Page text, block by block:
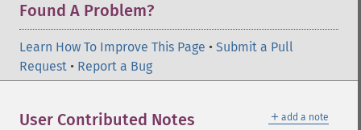
Found A Problem?
Learn How To Improve This Page • Submit a Pull
Request • Report a Bug
＋ add a note
User Contributed Notes